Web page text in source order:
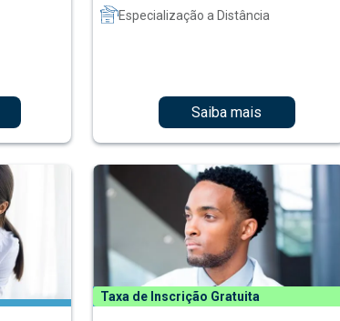
Especialização a Distância
Saiba mais
Taxa de Inscrição Gratuita